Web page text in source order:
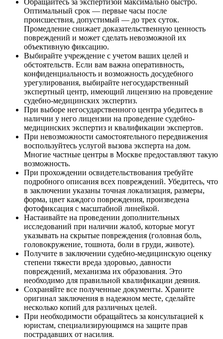
Оптимальный срок — первые часы после
происшествия, допустимый — до трех суток.
Промедление снижает доказательственную ценность
повреждений и может сделать невозможной их
объективную фиксацию.
Выбирайте учреждение с учетом ваших целей и
обстоятельств. Если вам важна оперативность,
конфиденциальность и возможность досудебного
урегулирования, выбирайте негосударственный
экспертный центр, имеющий лицензию на проведение
судебно-медицинских экспертиз.
При выборе негосударственного центра убедитесь в
наличии у него лицензии на проведение судебно-
медицинских экспертиз и квалификации экспертов.
При невозможности самостоятельного передвижения
воспользуйтесь услугой вызова эксперта на дом.
Многие частные центры в Москве предоставляют такую
возможность.
При прохождении освидетельствования требуйте
подробного описания всех повреждений. Убедитесь, что
в заключении указаны точная локализация, размеры,
форма, цвет каждого повреждения, произведена
фотофиксация с масштабной линейкой.
Настаивайте на проведении дополнительных
исследований при наличии жалоб, которые могут
указывать на скрытые повреждения (головная боль,
головокружение, тошнота, боли в груди, животе).
Получите в заключении судебно-медицинскую оценку
степени тяжести вреда здоровью, давности
повреждений, механизма их образования. Это
необходимо для правильной квалификации деяния.
Сохраняйте все полученные документы. Храните
оригинал заключения в надежном месте, сделайте
несколько копий для различных целей.
При необходимости обращайтесь за консультацией к
юристам, специализирующимся на защите прав
пострадавших от насилия.